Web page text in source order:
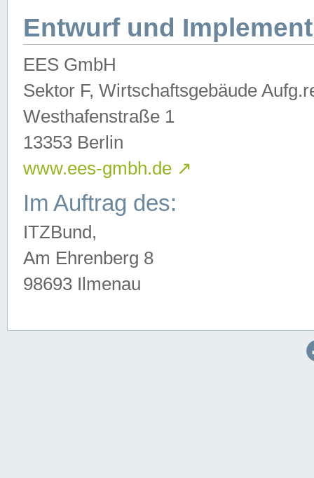
Entwurf und
EES GmbH
Sektor F, Wirtschaftsgebäude
Westhafenstraße 1
13353 Berlin
www.ees-gmbh.de ↗
Im Auftrag des:
ITZBund,
Am Ehrenberg 8
98693 Ilmenau